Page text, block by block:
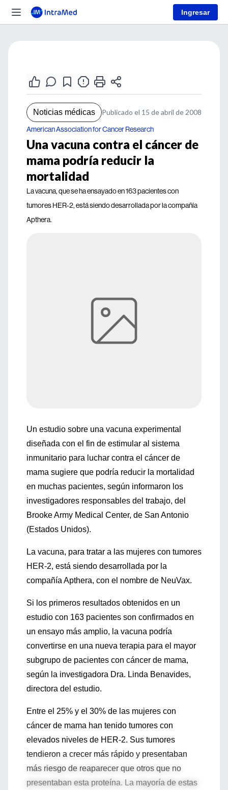
Ingresar
Noticias médicas Publicado el 15 de abril de 2008
American Association for Cancer Research
Una vacuna contra el cáncer de
mama podría reducir la
mortalidad
La vacuna, que se ha ensayado en 163 pacientes con
tumores HER-2, está siendo desarrollada por la compañía
Apthera.
Un estudio sobre una vacuna experimental
diseñada con el fin de estimular al sistema
inmunitario para luchar contra el cáncer de
mama sugiere que podría reducir la mortalidad
en muchas pacientes, según informaron los
investigadores responsables del trabajo, del
Brooke Army Medical Center, de San Antonio
(Estados Unidos).
La vacuna, para tratar a las mujeres con tumores
HER-2, está siendo desarrollada por la
compañía Apthera, con el nombre de NeuVax.
Si los primeros resultados obtenidos en un
estudio con 163 pacientes son confirmados en
un ensayo más amplio, la vacuna podría
convertirse en una nueva terapia para el mayor
subgrupo de pacientes con cáncer de mama,
según la investigadora Dra. Linda Benavides,
directora del estudio.
Entre el 25% y el 30% de las mujeres con
cáncer de mama han tenido tumores con
elevados niveles de HER-2. Sus tumores
tendieron a crecer más rápido y presentaban
más riesgo de reaparecer que otros que no
presentaban esta proteína. La mayoría de estas